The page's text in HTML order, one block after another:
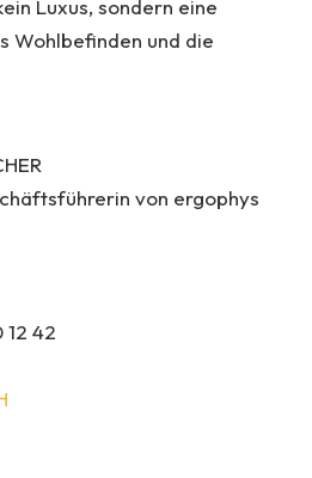
Luxus, sondern eine
Wohlbefinden und die
von ergophys
12 42